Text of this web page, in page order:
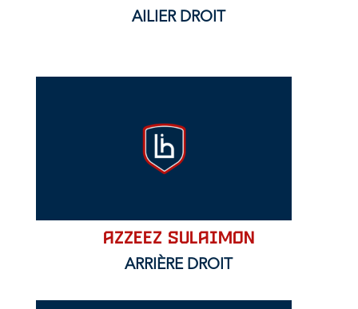
AILIER DROIT
AZZEEZ SULAIMON
ARRIÈRE DROIT